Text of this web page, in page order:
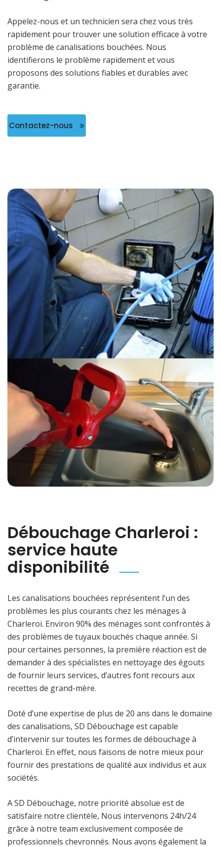
Appelez-nous et un technicien sera chez vous très
rapidement pour trouver une solution efficace à votre
problème de canalisations bouchées. Nous
identifierons le problème rapidement et vous
proposons des solutions fiables et durables avec
garantie.
Contactez-nous
Débouchage Charleroi :
service haute
disponibilité
Les canalisations bouchées représentent l’un des
problèmes les plus courants chez les ménages à
Charleroi. Environ 90% des ménages sont confrontés à
des problèmes de tuyaux bouchés chaque année. Si
pour certaines personnes, la première réaction est de
demander à des spécialistes en nettoyage des égouts
de fournir leurs services, d’autres font recours aux
recettes de grand-mère.
Doté d’une expertise de plus de 20 ans dans le domaine
des canalisations, SD Débouchage est capable
d’intervenir sur toutes les formes de débouchage à
Charleroi. En effet, nous faisons de notre mieux pour
fournir des prestations de qualité aux individus et aux
sociétés.
A SD Débouchage, notre priorité absolue est de
satisfaire notre clientèle, Nous intervenons 24h/24
grâce à notre team exclusivement composée de
professionnels chevronnés. Nous avons également la